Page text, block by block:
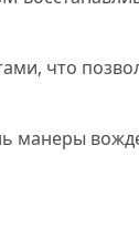
что
манеры